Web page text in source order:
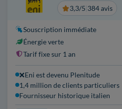
3,3/5 384 avis
Souscription immédiate
Énergie verte
Tarif fixe sur 1 an
❌Eni est devenu Plenitude
1,4 million de clients particuliers
Fournisseur historique italien